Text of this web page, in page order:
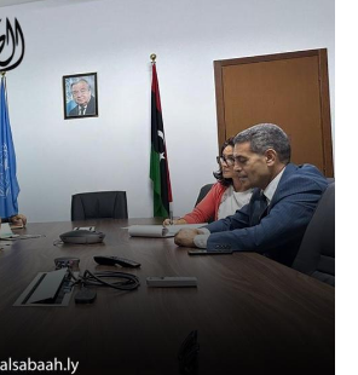
يشيد
لتنفيذ
قوانين
6+6
ويؤكد
دعمه
لها